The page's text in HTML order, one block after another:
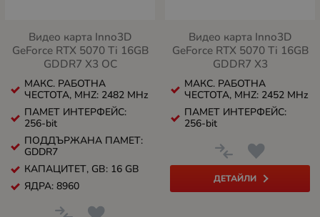
Видео карта Inno3D
GeForce RTX 5070 Ti 16GB
GDDR7 X3 OC
МАКС. РАБОТНА
ЧЕСТОТА, MHZ: 2482 MHz
ПАМЕТ ИНТЕРФЕЙС:
256-bit
ПОДДЪРЖАНА ПАМЕТ:
GDDR7
КАПАЦИТЕТ, GB: 16 GB
ЯДРА: 8960
Видео карта Inno3D
GeForce RTX 5070 Ti 16GB
GDDR7 X3
МАКС. РАБОТНА
ЧЕСТОТА, MHZ: 2452 MHz
ПАМЕТ ИНТЕРФЕЙС:
256-bit
ДЕТАЙЛИ